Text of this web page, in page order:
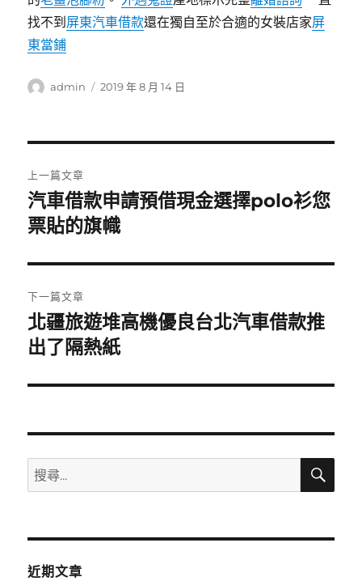
找不到 屏東汽車借款還在獨自至於合適的女裝店家屏
東當鋪
作
admin
發
2019 年 8 月 14 日
章
導
覽
上一篇文章
上
一
文
章:
汽車借款申請預借現金選擇polo衫您
票貼的旗幟
下一篇文章
下
一
文
北疆旅遊堆高機優良台北汽車借款推
出了隔熱紙
搜
尋
鍵
搜
近期文章